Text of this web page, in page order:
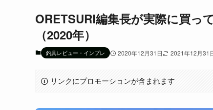
ORETSURI編集長が実際に買っ
（2020年）
釣具レビュー・インプレ 2020年12月31日 2021年12月31
リンクにプロモーションが含まれます